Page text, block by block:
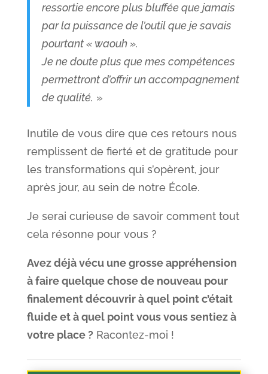
ressortie encore plus bluffée que jamais
par la puissance de l’outil que je savais
pourtant « waouh ».
Je ne doute plus que mes compétences
permettront d’offrir un accompagnement
de qualité. »
Inutile de vous dire que ces retours nous
remplissent de fierté et de gratitude pour
les transformations qui s’opèrent, jour
après jour, au sein de notre École.
Je serai curieuse de savoir comment tout
cela résonne pour vous ?
Avez déjà vécu une grosse appréhension
à faire quelque chose de nouveau pour
finalement découvrir à quel point c’était
fluide et à quel point vous vous sentiez à
votre place ? Racontez-moi !